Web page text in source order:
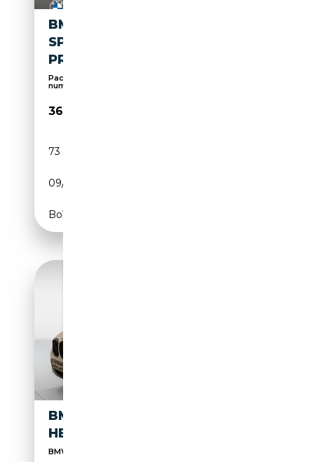
BMW X4 XDRIVE30D *M
SPORT X*LC
PROF*HUD*PANORAMA*AHK*
Pack Sport, Écran multifonction entièrement
numéri...
36 990€
73 439 km
09/2021
Boîte automatique
BMW X4 XDRIVE20D M SPORT
HEAD-UP HIFI DAB LED RFK
BMW Vertragshändler - MINI Servicepartner